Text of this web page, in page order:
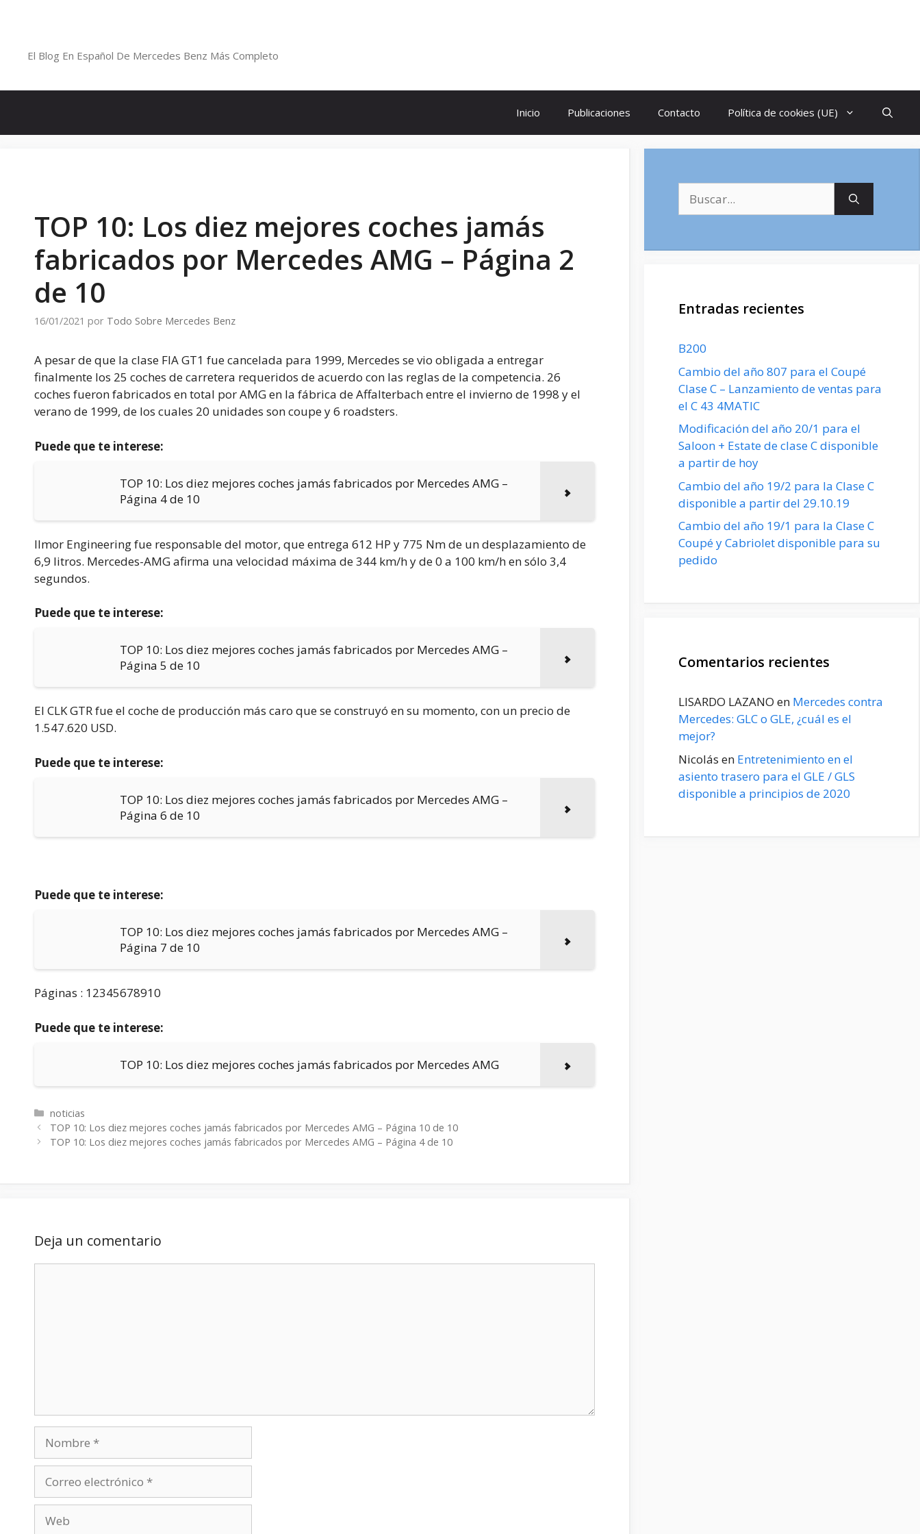
El Blog En Español De Mercedes Benz Más Completo
Inicio Publicaciones Contacto Política de cookies (UE)
TOP 10: Los diez mejores coches jamás
fabricados por Mercedes AMG – Página 2
de 10
16/01/2021 por Todo Sobre Mercedes Benz
A pesar de que la clase FIA GT1 fue cancelada para 1999, Mercedes se vio obligada a entregar
finalmente los 25 coches de carretera requeridos de acuerdo con las reglas de la competencia. 26
coches fueron fabricados en total por AMG en la fábrica de Affalterbach entre el invierno de 1998 y el
verano de 1999, de los cuales 20 unidades son coupe y 6 roadsters.
Puede que te interese:
TOP 10: Los diez mejores coches jamás fabricados por Mercedes AMG –
Página 4 de 10
Ilmor Engineering fue responsable del motor, que entrega 612 HP y 775 Nm de un desplazamiento de
6,9 litros. Mercedes-AMG afirma una velocidad máxima de 344 km/h y de 0 a 100 km/h en sólo 3,4
segundos.
Puede que te interese:
TOP 10: Los diez mejores coches jamás fabricados por Mercedes AMG –
Página 5 de 10
El CLK GTR fue el coche de producción más caro que se construyó en su momento, con un precio de
1.547.620 USD.
Puede que te interese:
TOP 10: Los diez mejores coches jamás fabricados por Mercedes AMG –
Página 6 de 10
Puede que te interese:
TOP 10: Los diez mejores coches jamás fabricados por Mercedes AMG –
Página 7 de 10
Páginas : 12345678910
Puede que te interese:
TOP 10: Los diez mejores coches jamás fabricados por Mercedes AMG
Categorías
noticias
TOP 10: Los diez mejores coches jamás fabricados por Mercedes AMG – Página 10 de 10
TOP 10: Los diez mejores coches jamás fabricados por Mercedes AMG – Página 4 de 10
Deja un comentario
electrónico
Entradas recientes
B200
Cambio del año 807 para el Coupé
Clase C – Lanzamiento de ventas para
el C 43 4MATIC
Modificación del año 20/1 para el
Saloon + Estate de clase C disponible
a partir de hoy
Cambio del año 19/2 para la Clase C
disponible a partir del 29.10.19
Cambio del año 19/1 para la Clase C
Coupé y Cabriolet disponible para su
pedido
Comentarios recientes
LISARDO LAZANO en Mercedes contra
Mercedes: GLC o GLE, ¿cuál es el
mejor?
Nicolás en Entretenimiento en el
asiento trasero para el GLE / GLS
disponible a principios de 2020